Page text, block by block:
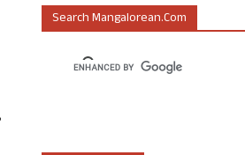
Search Mangalorean.com